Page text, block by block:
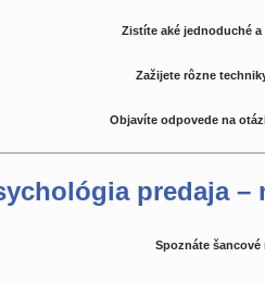
Zistíte aké jednoduché
Zažijete rôzne
Objavíte odpovede na
predaja –
Spoznáte